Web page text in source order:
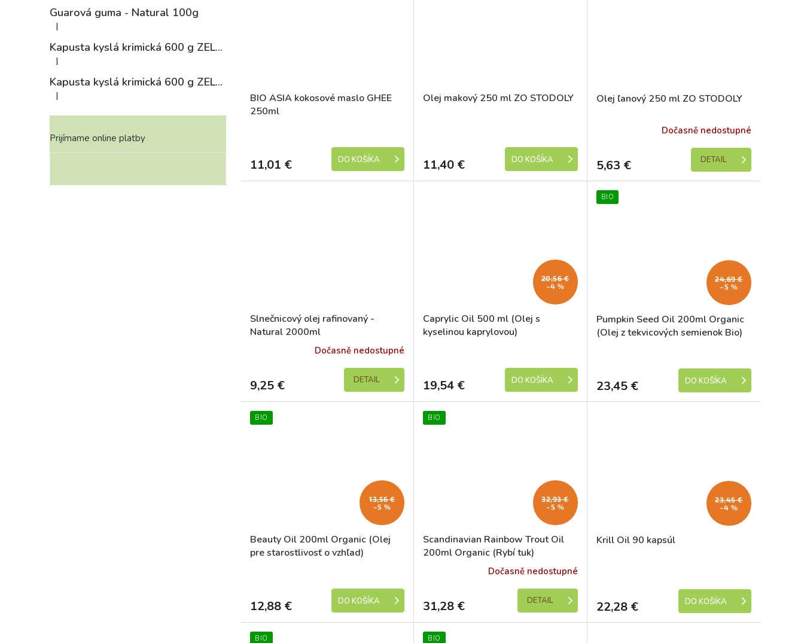
Guarová guma - Natural 100g
Hodnotenie produktu je 4 z 5 hviezdičiek.
|
Kapusta kyslá krimická 600 g ZELÁRNA LOBKOWICZ
Hodnotenie produktu je 3 z 5 hviezdičiek.
|
Kapusta kyslá krimická 600 g ZELÁRNA LOBKOWICZ
Hodnotenie produktu je 4 z 5 hviezdičiek.
|
Prijímame online platby
BIO ASIA kokosové maslo GHEE
250ml
11,01 € DO KOŠÍKA
Olej makový 250 ml ZO STODOLY
11,40 € DO KOŠÍKA
Olej ľanový 250 ml ZO STODOLY
Dočasně nedostupné
5,63 € DETAIL
Slnečnicový olej rafinovaný -
Natural 2000ml
Dočasně nedostupné
9,25 € DETAIL
20,56 €
–4 %
Caprylic Oil 500 ml (Olej s
kyselinou kaprylovou)
19,54 € DO KOŠÍKA
BIO
24,69 €
–5 %
Pumpkin Seed Oil 200ml Organic
(Olej z tekvicových semienok Bio)
23,45 € DO KOŠÍKA
BIO
13,56 €
–5 %
Beauty Oil 200ml Organic (Olej
pre starostlivosť o vzhľad)
12,88 € DO KOŠÍKA
BIO
32,93 €
–5 %
Scandinavian Rainbow Trout Oil
200ml Organic (Rybí tuk)
Dočasně nedostupné
31,28 € DETAIL
23,45 €
–4 %
Krill Oil 90 kapsúl
22,28 € DO KOŠÍKA
BIO BIO